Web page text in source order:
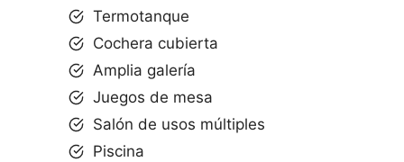
Termotanque
Cochera cubierta
Amplia galería
Juegos de mesa
Salón de usos múltiples
Piscina